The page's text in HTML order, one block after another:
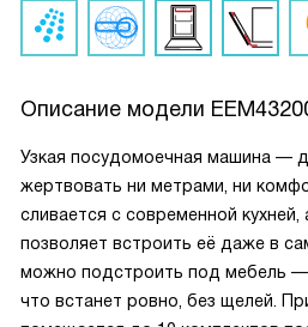
Описание модели
Узкая посудомоечная машина —
жертвовать ни метрами, ни
сливается с современной
позволяет встроить её даже в
можно подстроить под мебель —
что встанет ровно, без щелей.